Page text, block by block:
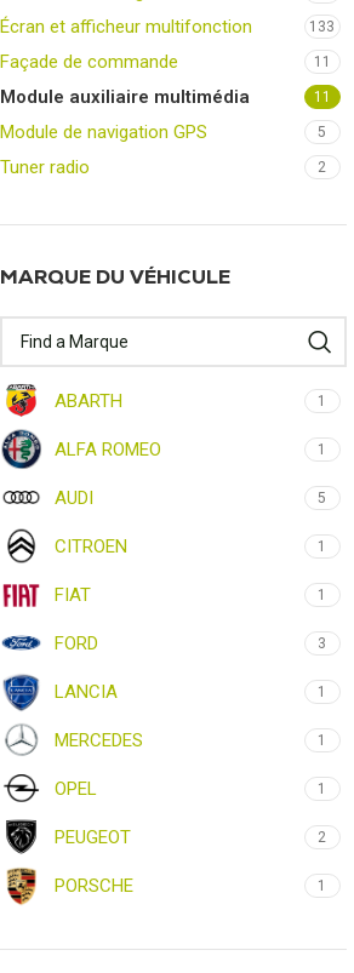
Écran et afficheur multifonction 133
Façade de commande 11
Module auxiliaire multimédia 11
Module de navigation GPS 5
Tuner radio 2
MARQUE DU VÉHICULE
ABARTH 1
ALFA ROMEO 1
AUDI 5
CITROEN 1
FIAT 1
FORD 3
LANCIA 1
MERCEDES 1
OPEL 1
PEUGEOT 2
PORSCHE 1